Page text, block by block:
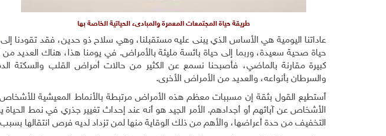
طريقة حياة المجتمعات المعمرة والمبادىء الحياتية الخاصة بها
عاداتنا اليومية هي الأساس الذي يبنى عليه مستقبلنا، وهي سلاح ذو حدين، فقد تقودنا إلى
حياة صحية سعيدة، وربما إلى حياة بائسة مليئة بالأمراض. في يومنا هذا، هناك العديد من
كبيرة مقارنة بالماضي، فأصبحنا نسمع عن الكثير من حالات أمراض القلب والسكتة
والسرطان بأنواعه، والعديد من الأمراض الأخرى.
أستطيع القول بثقة إن مسببات معظم هذه الأمراض مرتبطة بالأنماط المعيشية للأشخاص
الأشخاص عن آبائهم أو أجدادهم. الأمر الجيد هو أنه عند إحداث تغيير جذري في نمط
التخفيف من حدة أعراضها، والأهم من ذلك الوقاية منها لمن تزداد لديه فرص انتقالها بسبب